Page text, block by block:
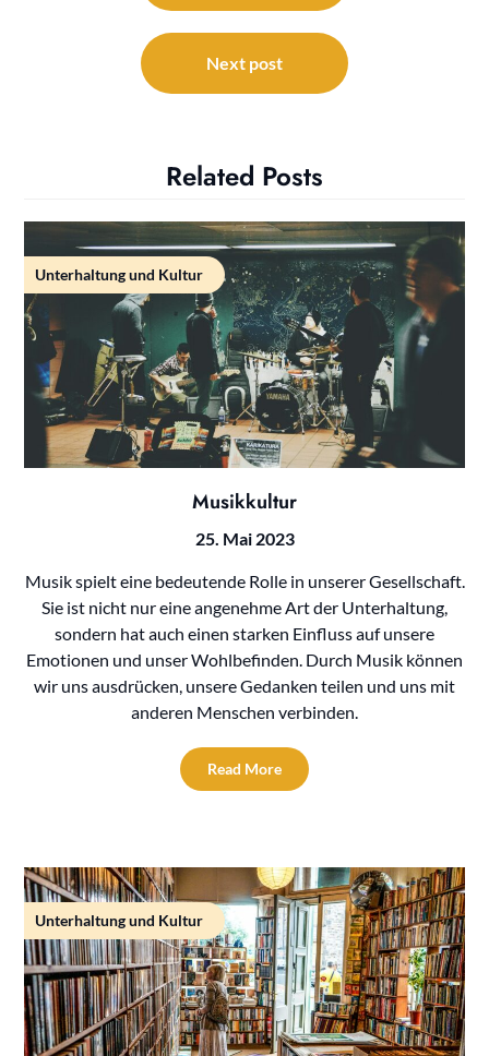
Next post
Related Posts
Unterhaltung und Kultur
Musikkultur
25. Mai 2023
Musik spielt eine bedeutende Rolle in unserer Gesellschaft.
Sie ist nicht nur eine angenehme Art der Unterhaltung,
sondern hat auch einen starken Einfluss auf unsere
Emotionen und unser Wohlbefinden. Durch Musik können
wir uns ausdrücken, unsere Gedanken teilen und uns mit
anderen Menschen verbinden.
Read More
Unterhaltung und Kultur